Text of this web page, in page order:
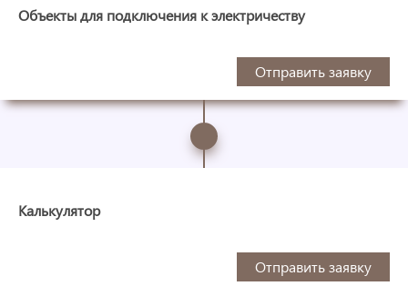
Объекты для подключения к электричеству
Отправить заявку
Калькулятор
Отправить заявку